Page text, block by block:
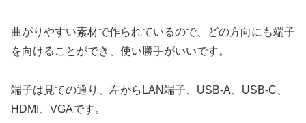
曲がりやすい素材で作られているので、どの方向にも端子
を向けることができ、使い勝手がいいです。
端子は見ての通り、左からLAN端子、USB-A、USB-C、
HDMI、VGAです。